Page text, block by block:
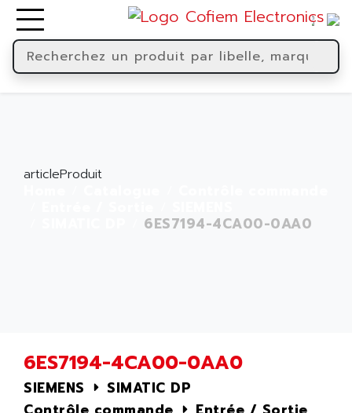
articleProduit
6ES7194-4CA00-0AA0
6ES7194-4CA00-0AA0
SIEMENS
SIMATIC DP